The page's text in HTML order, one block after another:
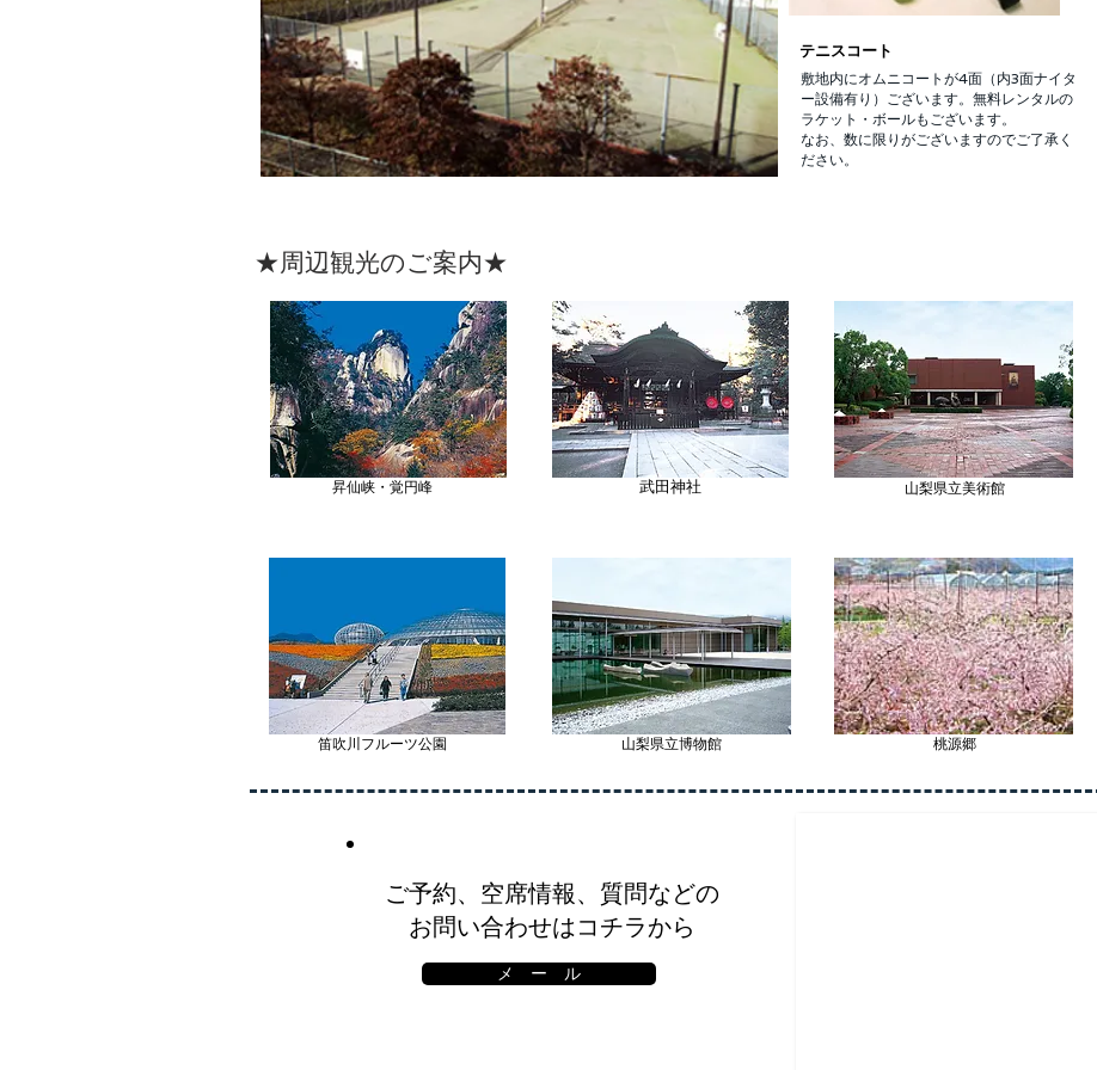
​テニスコート
敷地内にオムニコートが4面（内3面ナイタ
ー設備有り）ございます。無料レンタルの
ラケット・ボールもございます。
なお、数に限りがございますのでご了承く
ださい。
★​周辺観光のご案内★
昇仙峡・覚円峰 武田神社 山梨県立美術館
笛吹川フルーツ公園 山梨県立博物館 桃源郷
ご予約、空席情報、 質問などの
お問い合わせはコチラから
メ ー ル